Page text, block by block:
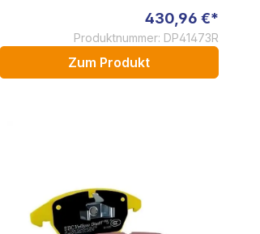
430,96 €*
Produktnummer: DP41473R
Zum Produkt